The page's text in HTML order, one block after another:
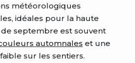
météorologiques
idéales pour la haute
septembre est souvent
automnales et une
sur les sentiers.